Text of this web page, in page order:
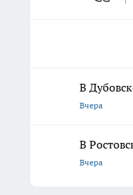
В
Вчера
В
Вчера